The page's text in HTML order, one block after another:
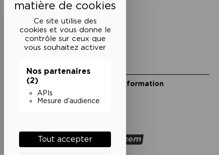
Ce site utilise des
cookies et vous donne le
contrôle sur ceux que
vous souhaitez activer
Nos partenaires
(2)
APIs
Mesure d'audience
Tout accepter
Politique de confidentialité
Conditions générales de vente
Cookies
Restons en lien
Inscrivez-vous à notre lettre d’information
Suivez-nous sur les réseaux